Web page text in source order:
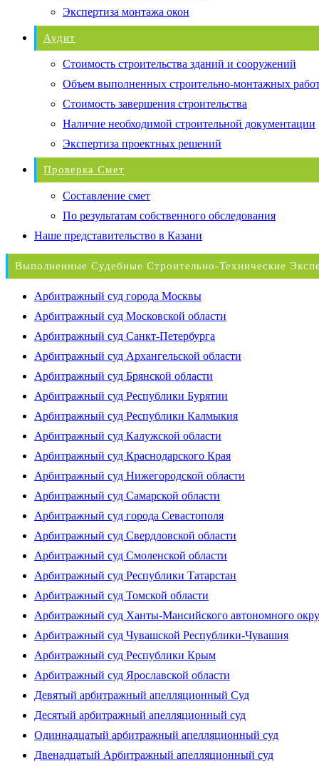
Экспертиза монтажа окон
Аудит
Стоимость строительства зданий и сооружений
Объем выполненных строительно-монтажных
Стоимость завершения строительства
Наличие необходимой строительной документации
Экспертиза проектных решений
Проверка Смет
Составление смет
По результатам собственного обследования
Наше представительство в Казани
Выполненные Судебные Строительно-Технические
Арбитражный суд города Москвы
Арбитражный суд Московской области
Арбитражный суд Санкт-Петербурга
Арбитражный суд Архангельской области
Арбитражный суд Брянской области
Арбитражный суд Республики Бурятии
Арбитражный суд Республики Калмыкия
Арбитражный суд Калужской области
Арбитражный суд Краснодарского Края
Арбитражный суд Нижегородской области
Арбитражный суд Самарской области
Арбитражный суд города Севастополя
Арбитражный суд Свердловской области
Арбитражный суд Смоленской области
Арбитражный суд Республики Татарстан
Арбитражный суд Томской области
Арбитражный суд Ханты-Мансийского автономного
Арбитражный суд Чувашской Республики-Чувашия
Арбитражный суд Республики Крым
Арбитражный суд Ярославской области
Девятый арбитражный апелляционный Суд
Десятый арбитражный апелляционный суд
Одиннадцатый арбитражный апелляционный суд
Двенадцатый Арбитражный апелляционный суд